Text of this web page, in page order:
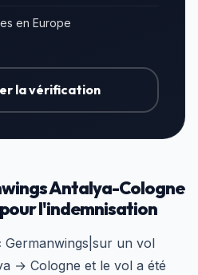
Antalya-Cologne
l'indemnisation
Germanwings|sur un vol
→ Cologne et le vol a été
en Europe
la vérification